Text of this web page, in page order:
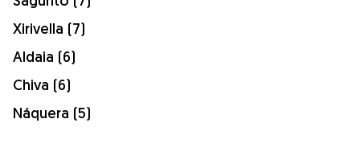
Xirivella (7)
Aldaia (6)
Chiva (6)
Náquera (5)